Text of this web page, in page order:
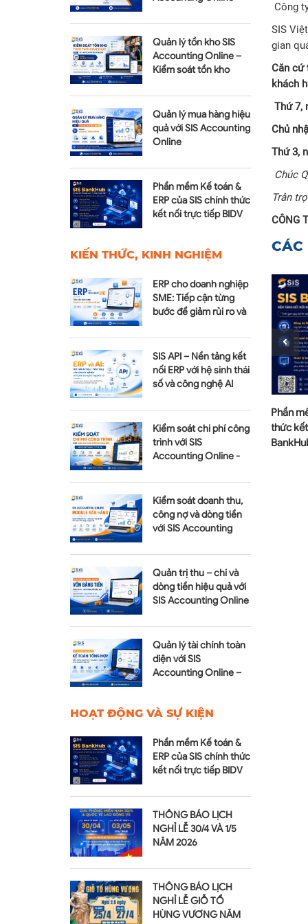
Quản lý tồn kho SIS
Accounting Online –
Kiểm soát tồn kho
Quản lý mua hàng hiệu
quả với SIS Accounting
Online
Phần mềm Kế toán &
ERP của SIS chính thức
kết nối trực tiếp BIDV
KIẾN THỨC, KINH NGHIỆM
ERP cho doanh nghiệp
SME: Tiếp cận từng
bước để giảm rủi ro và
SIS API – Nền tảng kết
nối ERP với hệ sinh thái
số và công nghệ AI
Kiểm soát chi phí công
trình với SIS
Accounting Online -
Kiểm soát doanh thu,
công nợ và dòng tiền
với SIS Accounting
hàng
Quản trị thu – chi và
dòng tiền hiệu quả với
SIS Accounting Online
tiền
Quản lý tài chính toàn
diện với SIS
Accounting Online –
HOẠT ĐỘNG VÀ SỰ KIỆN
Phần mềm Kế toán &
ERP của SIS chính thức
kết nối trực tiếp BIDV
THÔNG BÁO LỊCH
NGHỈ LỄ 30/4 VÀ 1/5
NĂM 2026
THÔNG BÁO LỊCH
NGHỈ LỄ GIỖ TỔ
HÙNG VƯƠNG NĂM
Công
SIS
gian
Căn cứ
khách
Thứ 7,
Chủ
Thứ 3,
Chúc
Trân
CÔNG
CÁC
CHÚC MỪNG SINH NHẬT SIS VIỆT NAM
- 24 NĂM ĐỒNG HÀNH VÀ PHÁT TRIỂN
Phần
thức